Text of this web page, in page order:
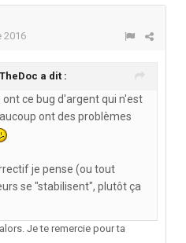
2016
TheDoc a dit :
ce bug d'argent qui n'est
ont des problèmes
je pense (ou tout
se "stabilisent", plutôt ça
Je te remercie pour ta